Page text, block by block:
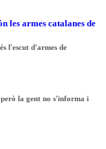
les armes catalanes de
l'escut d'armes de
la gent no s'informa i